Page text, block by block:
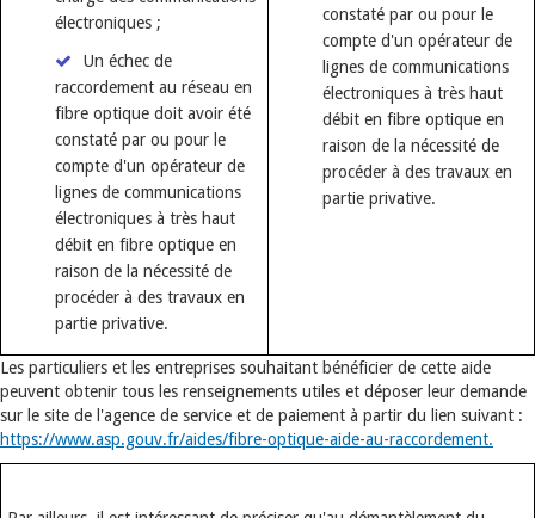
électroniques ;
Un échec de
raccordement au réseau en
fibre optique doit avoir été
constaté par ou pour le
compte d'un opérateur de
lignes de communications
électroniques à très haut
débit en fibre optique en
raison de la nécessité de
procéder à des travaux en
partie privative.
constaté par ou pour le
compte d'un opérateur de
lignes de communications
électroniques à très haut
débit en fibre optique en
raison de la nécessité de
procéder à des travaux en
partie privative.
Les particuliers et les entreprises souhaitant bénéficier de cette aide
peuvent obtenir tous les renseignements utiles et déposer leur demande
sur le site de l'agence de service et de paiement à partir du lien suivant :
https://www.asp.gouv.fr/aides/fibre-optique-aide-au-raccordement.